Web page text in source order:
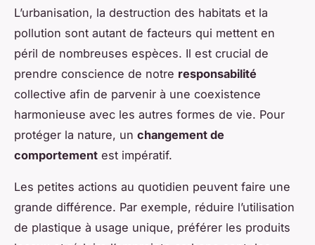
L’urbanisation, la destruction des habitats et la
pollution sont autant de facteurs qui mettent en
péril de nombreuses espèces. Il est crucial de
prendre conscience de notre responsabilité
collective afin de parvenir à une coexistence
harmonieuse avec les autres formes de vie. Pour
protéger la nature, un changement de
comportement est impératif.
Les petites actions au quotidien peuvent faire une
grande différence. Par exemple, réduire l’utilisation
de plastique à usage unique, préférer les produits